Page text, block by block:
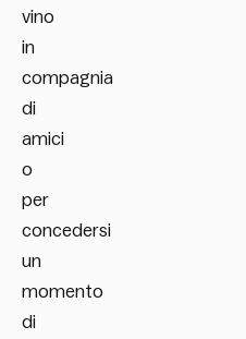
vino
in
compagnia
di
amici
o
per
concedersi
un
momento
di